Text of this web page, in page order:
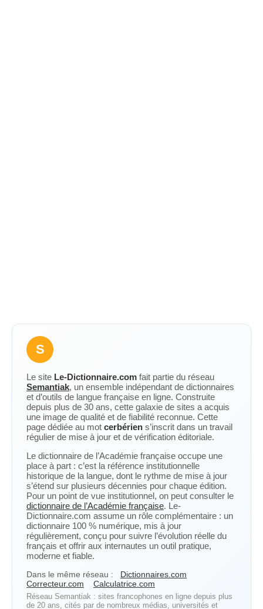
S
Le site Le-Dictionnaire.com fait partie du réseau
Semantiak, un ensemble indépendant de dictionnaires
et d’outils de langue française en ligne. Construite
depuis plus de 30 ans, cette galaxie de sites a acquis
une image de qualité et de fiabilité reconnue. Cette
page dédiée au mot cerbérien s’inscrit dans un travail
régulier de mise à jour et de vérification éditoriale.
Le dictionnaire de l’Académie française occupe une
place à part : c’est la référence institutionnelle
historique de la langue, dont le rythme de mise à jour
s’étend sur plusieurs décennies pour chaque édition.
Pour un point de vue institutionnel, on peut consulter le
dictionnaire de l’Académie française. Le-
Dictionnaire.com assume un rôle complémentaire : un
dictionnaire 100 % numérique, mis à jour
régulièrement, conçu pour suivre l’évolution réelle du
français et offrir aux internautes un outil pratique,
moderne et fiable.
Dans le même réseau :
Dictionnaires.com
Correcteur.com
Calculatrice.com
Réseau Semantiak : sites francophones en ligne depuis plus
de 20 ans, cités par de nombreux médias, universités et